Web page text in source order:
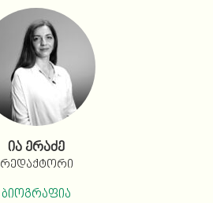
ია ერაძე
რედაქტორი
ბიოგრაფია